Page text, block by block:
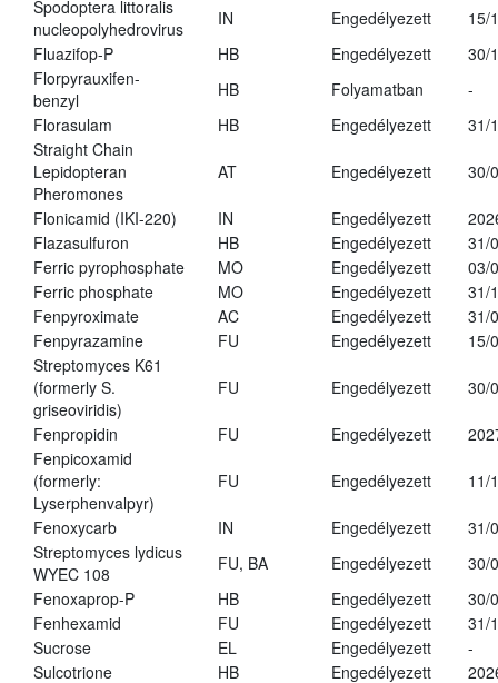
Spodoptera littoralis
nucleopolyhedrovirus
IN Engedélyezett
15/
Fluazifop-P
HB Engedélyezett
30/
Florpyrauxifen-
benzyl
HB Folyamatban
-
Florasulam
HB Engedélyezett
31/
Straight Chain
Lepidopteran
Pheromones
AT Engedélyezett 30/
Flonicamid (IKI-220) IN Engedélyezett
Flazasulfuron
HB Engedélyezett
31/
Ferric pyrophosphate
MO Engedélyezett
03/
Ferric phosphate
MO Engedélyezett
31/
Fenpyroximate
AC Engedélyezett
31/
Fenpyrazamine
FU Engedélyezett
15/
Streptomyces K61
(formerly S.
griseoviridis)
FU Engedélyezett 30/
Fenpropidin FU Engedélyezett
Fenpicoxamid
(formerly:
Lyserphenvalpyr)
FU Engedélyezett 11/
Fenoxycarb IN Engedélyezett
31/
Streptomyces lydicus
WYEC 108
FU, BA Engedélyezett
30/
Fenoxaprop-P
HB Engedélyezett
30/
Fenhexamid
FU Engedélyezett
31/
Sucrose
EL Engedélyezett
-
Sulcotrione
HB Engedélyezett